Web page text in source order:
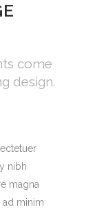
come
design.
nibh
magna
ad minim